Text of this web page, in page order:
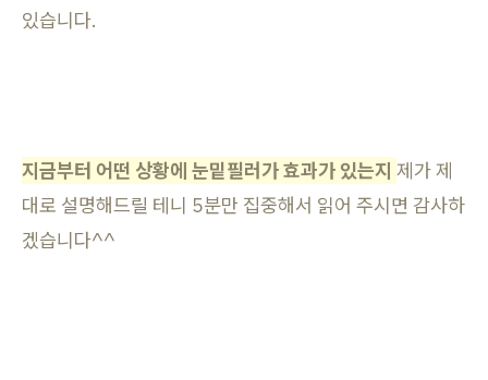
있습니다.
지금부터 어떤 상황에 눈밑필러가 효과가 있는지 제가 제
대로 설명해드릴 테니 5분만 집중해서 읽어 주시면 감사하
겠습니다^^